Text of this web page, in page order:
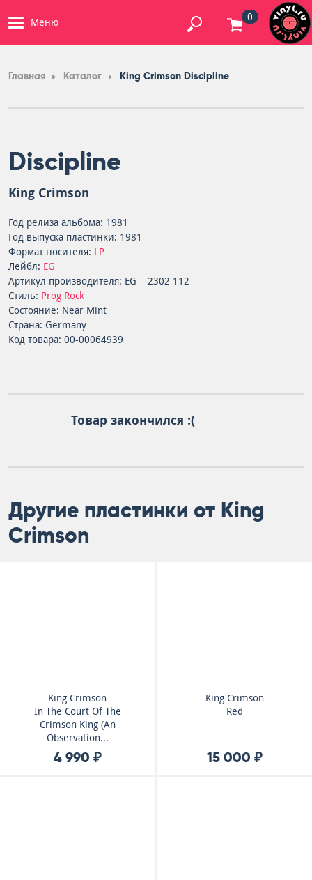
Меню 0
Главная Каталог King Crimson Discipline
Discipline
King Crimson
Год релиза альбома: 1981
Год выпуска пластинки: 1981
Формат носителя: LP
Лейбл: EG
Артикул производителя: EG – 2302 112
Стиль: Prog Rock
Состояние: Near Mint
Страна: Germany
Код товара: 00-00064939
Товар закончился :(
Другие пластинки от King
Crimson
King Crimson
In The Court Of The
Crimson King (An
Observation...
4 990 ₽
King Crimson
Red
15 000 ₽